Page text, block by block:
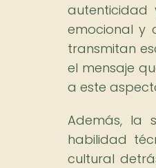
autenticidad
emocional y
transmitan
el mensaje
a este
Además, la
habilidad
cultural